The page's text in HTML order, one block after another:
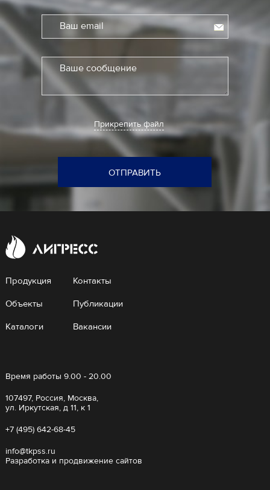
Ваш email
Ваше сообщение
Прикрепить файл
ОТПРАВИТЬ
Продукция
Объекты
Каталоги
Контакты
Публикации
Вакансии
Время работы 9.00 - 20.00
107497, Россия, Москва,
ул. Иркутская, д 11, к 1
+7 (495) 642-68-45
info@tkpss.ru
Разработка и продвижение сайтов